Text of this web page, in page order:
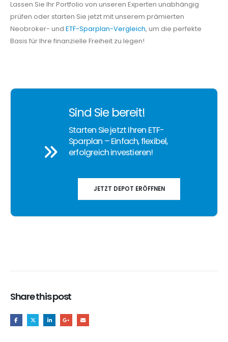
Lassen Sie Ihr Portfolio von unseren Experten unabhängig
prüfen oder starten Sie jetzt mit unserem prämierten
Neobroker- und ETF-Sparplan-Vergleich, um die perfekte
Basis für Ihre finanzielle Freiheit zu legen!
Sind Sie bereit!
Starten Sie jetzt Ihren ETF-
Sparplan – Einfach, flexibel,
erfolgreich investieren!
JETZT DEPOT ERÖFFNEN
Share this post